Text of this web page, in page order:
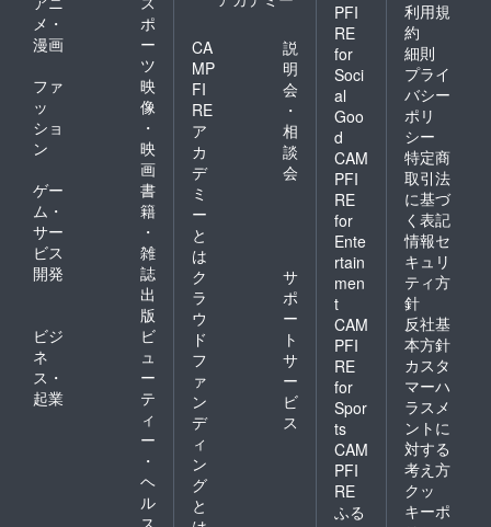
ニック
ネーム
やイニ
シャル
での掲
載も可
能で
す。掲
載は
「文字
のみ」
の掲載
「ロ
ゴ・バ
ナー」
などの
掲載は
行いま
せん。
掲載期
限は定
めず、
年度ご
との報
告ペー
ジでの
掲載を
予定し
ており
メ・
漫画
ポ
ー
ツ
ファ
ッ
ショ
ン
映
像
・
映
画
ゲー
ム・
サー
ビス
開発
書
籍
・
雑
誌
出
版
ビジ
ネ
ス・
起業
ビ
ュ
ー
テ
ィ
ー
・
ヘ
ル
ス
CA
MP
FI
RE
ア
カ
デ
ミ
ー
と
は
説
明
会
・
相
談
会
ク
ラ
ウ
ド
フ
ァ
ン
デ
ィ
ン
グ
と
サ
ポ
ー
ト
サ
ー
ビ
ス
PFI
RE
for
Soci
al
Goo
d
CAM
PFI
RE
for
Ente
rtain
men
t
CAM
PFI
RE
for
Spor
ts
CAM
PFI
RE
ふる
利用規
約
細則
プライ
バシー
ポリ
シー
特定商
取引法
に基づ
く表記
情報セ
キュリ
ティ方
針
反社基
本方針
カスタ
マーハ
ラスメ
ントに
対する
考え方
クッ
キーポ